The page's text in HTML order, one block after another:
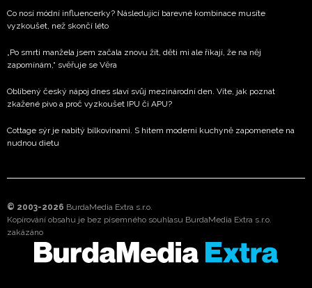
Co nosí módní influencerky? Následující barevné kombinace musíte
vyzkoušet, než skončí léto
„Po smrti manžela jsem začala znovu žít, děti mi ale říkají, že na něj
zapomínám,“ svěřuje se Věra
Oblíbený český nápoj dnes slaví svůj mezinárodní den. Víte, jak poznat
zkažené pivo a proč vyzkoušet IPU či APU?
Cottage sýr je nabitý bílkovinami. S hitem moderní kuchyně zapomenete na
nudnou dietu
© 2003-2026 BurdaMedia Extra s.r.o.
Kopírování obsahu je bez písemného souhlasu BurdaMedia Extra s.r.o.
zakázáno